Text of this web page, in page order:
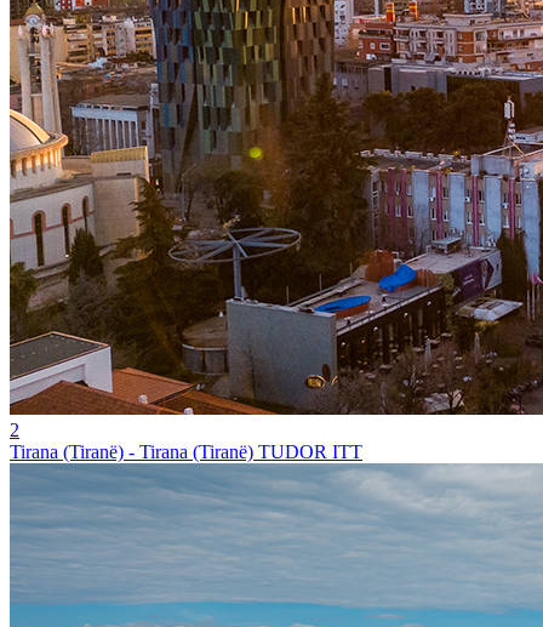
2
Tirana (Tiranë) - Tirana (Tiranë) TUDOR ITT